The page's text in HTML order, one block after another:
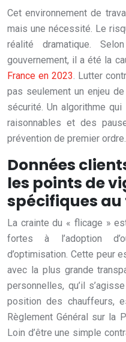
Cet environnement de
mais une nécessité. Le
réalité dramatique.
gouvernement, il a été la
France en 2023. Lutter
pas seulement un enjeu
sécurité. Un algorithme
raisonnables et des
prévention de premier ordre.
Données
les points de
spécifiques
La crainte du « flicage »
fortes à l’adoption
d’optimisation. Cette peur
avec la plus grande
personnelles, qu’il
position des chauffeurs,
Règlement Général sur la
Loin d’être une simple